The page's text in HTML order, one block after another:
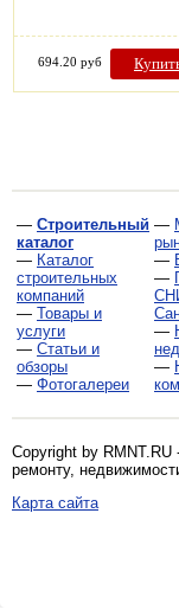
694.20 руб
— Строительный
каталог
— Каталог
строительных
компаний
— Товары и
услуги
— Статьи и
обзоры
— Фотогалереи
—
—
—
—
—
Copyright by
ремонту,
Карта сайта